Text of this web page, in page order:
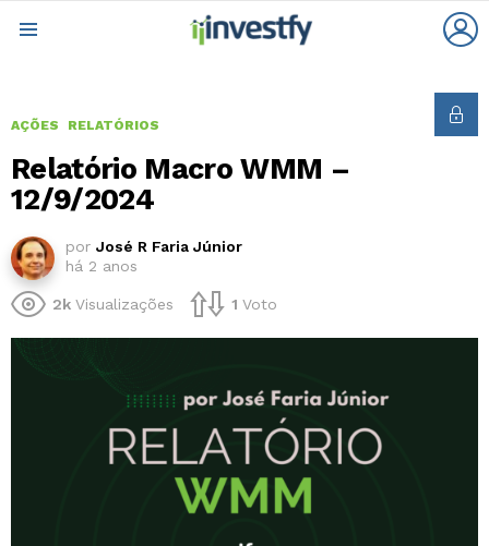
AÇÕES RELATÓRIOS
Relatório Macro WMM –
12/9/2024
por José R Faria Júnior
há 2 anos
2k Visualizações 1 Voto